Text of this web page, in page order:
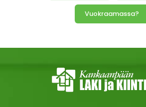
Vuokraamassa?